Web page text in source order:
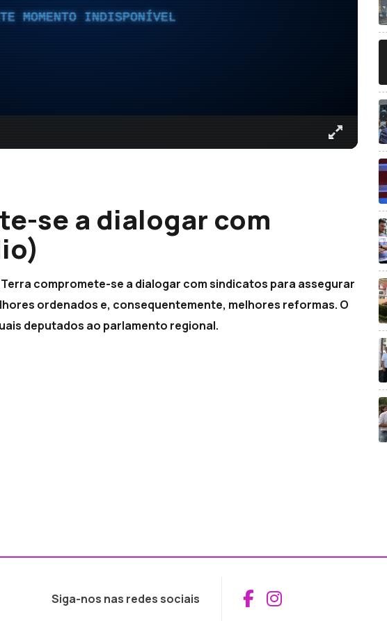
MOMENTO INDISPONÍVEL
se a dialogar com
compromete-se a dialogar com sindicatos para assegurar
ordenados e, consequentemente, melhores reformas. O
deputados ao parlamento regional.
Siga-nos nas redes sociais Aceder ao
Aceder ao